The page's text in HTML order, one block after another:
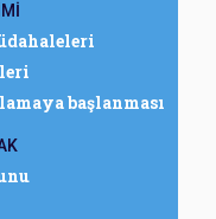
başlanması